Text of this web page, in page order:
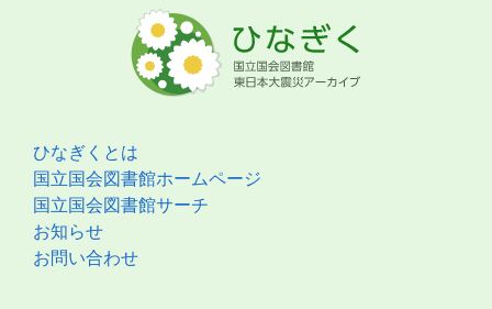
ひなぎくとは
国立国会図書館ホームページ
国立国会図書館サーチ
お知らせ
お問い合わせ